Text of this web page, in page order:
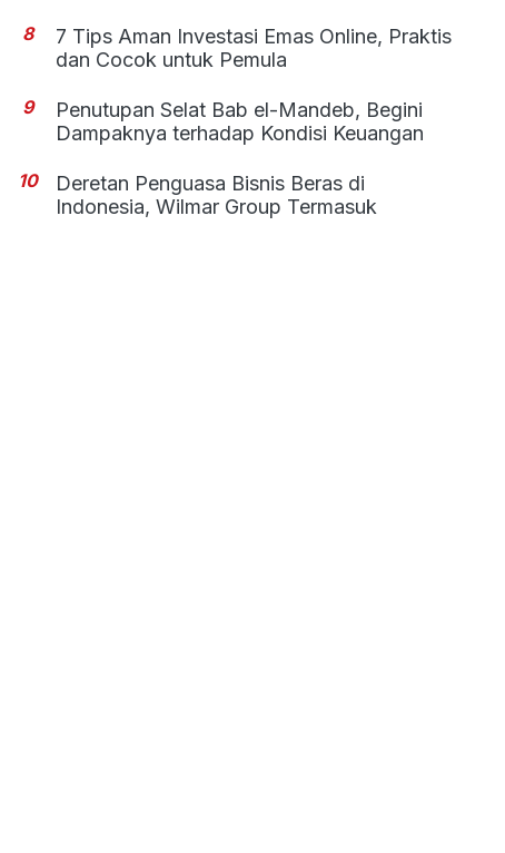
8
7 Tips Aman Investasi Emas Online, Praktis
dan Cocok untuk Pemula
9
Penutupan Selat Bab el-Mandeb, Begini
Dampaknya terhadap Kondisi Keuangan
10
Deretan Penguasa Bisnis Beras di
Indonesia, Wilmar Group Termasuk